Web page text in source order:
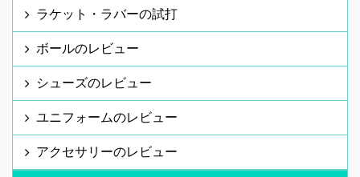
ラケット・ラバーの試打
ボールのレビュー
シューズのレビュー
ユニフォームのレビュー
アクセサリーのレビュー